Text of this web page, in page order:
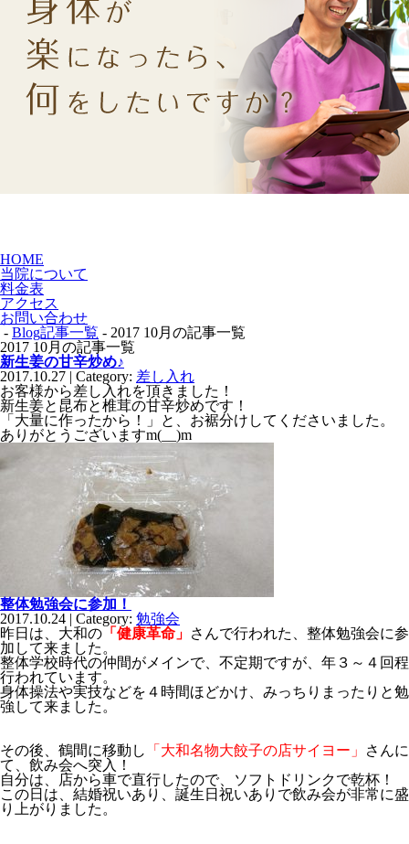
HOME
当院について
料金表
アクセス
お問い合わせ
- Blog記事一覧 - 2017 10月の記事一覧
2017 10月の記事一覧
新生姜の甘辛炒め♪
2017.10.27 | Category: 差し入れ
お客様から差し入れを頂きました！
新生姜と昆布と椎茸の甘辛炒めです！
「大量に作ったから！」と、お裾分けしてくださいました。
ありがとうございますm(__)m
整体勉強会に参加！
2017.10.24 | Category: 勉強会
昨日は、大和の 「健康革命」 さんで行われた、整体勉強会に参
加して来ました。
整体学校時代の仲間がメインで、不定期ですが、年３～４回程
行われています。
身体操法や実技などを４時間ほどかけ、みっちりまったりと勉
強して来ました。
その後、鶴間に移動し 「大和名物大餃子の店サイヨー」
さんに
て、飲み会へ突入！
自分は、店から車で直行したので、ソフトドリンクで乾杯！
この日は、結婚祝いあり、誕生日祝いありで飲み会が非常に盛
り上がりました。